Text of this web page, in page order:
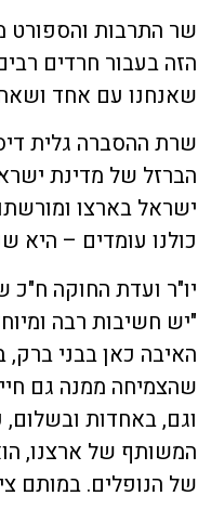
שר התרבות והספורט
הזה בעבור חרדים
שאנחנו עם אחד
שרת ההסברה גלית
הברזל של מדינת
ישראל בארצו
כולנו עומדים – היא
יו"ר ועדת החוקה ח"כ
"יש חשיבות רבה
האיבה כאן בבני ברק,
שהצמיחה ממנה גם
וגם, באחדות ובשלום,
המשותף של ארצנו,
של הנופלים. במותם